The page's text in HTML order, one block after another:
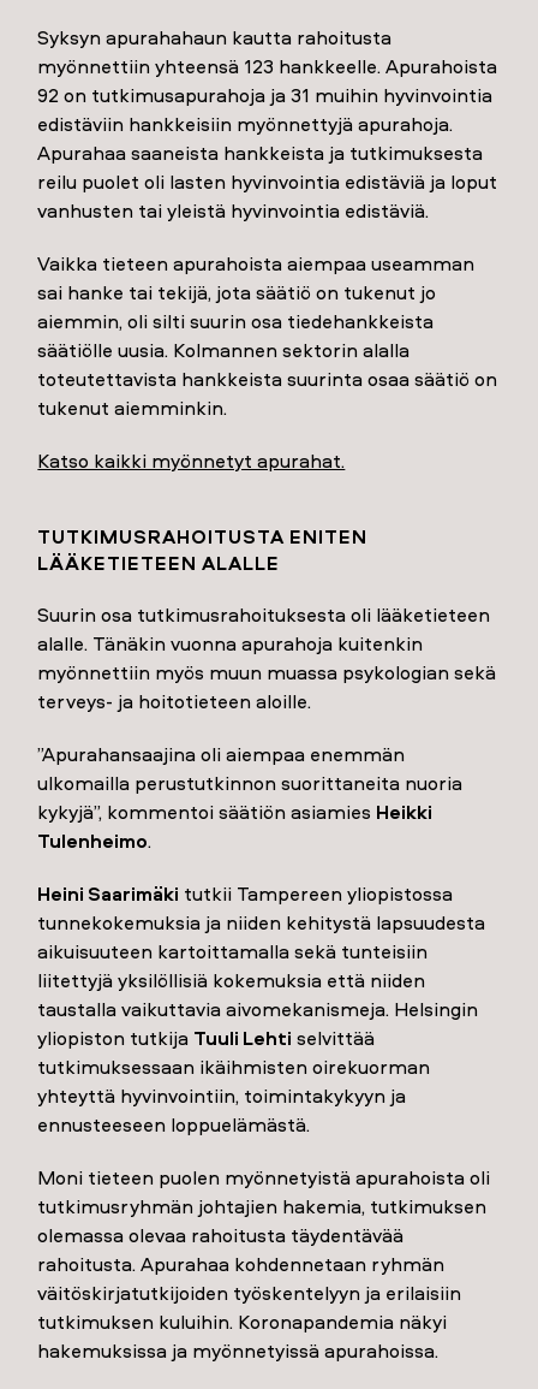
Syksyn apurahahaun kautta rahoitusta
myönnettiin yhteensä 123 hankkeelle. Apurahoista
92 on tutkimusapurahoja ja 31 muihin hyvinvointia
edistäviin hankkeisiin myönnettyjä apurahoja.
Apurahaa saaneista hankkeista ja tutkimuksesta
reilu puolet oli lasten hyvinvointia edistäviä ja loput
vanhusten tai yleistä hyvinvointia edistäviä.
Vaikka tieteen apurahoista aiempaa useamman
sai hanke tai tekijä, jota säätiö on tukenut jo
aiemmin, oli silti suurin osa tiedehankkeista
säätiölle uusia. Kolmannen sektorin alalla
toteutettavista hankkeista suurinta osaa säätiö on
tukenut aiemminkin.
Katso kaikki myönnetyt apurahat.
TUTKIMUSRAHOITUSTA ENITEN
LÄÄKETIETEEN ALALLE
Suurin osa tutkimusrahoituksesta oli lääketieteen
alalle. Tänäkin vuonna apurahoja kuitenkin
myönnettiin myös muun muassa psykologian sekä
terveys- ja hoitotieteen aloille.
”Apurahansaajina oli aiempaa enemmän
ulkomailla perustutkinnon suorittaneita nuoria
kykyjä”, kommentoi säätiön asiamies Heikki
Tulenheimo.
Heini Saarimäki tutkii Tampereen yliopistossa
tunnekokemuksia ja niiden kehitystä lapsuudesta
aikuisuuteen kartoittamalla sekä tunteisiin
liitettyjä yksilöllisiä kokemuksia että niiden
taustalla vaikuttavia aivomekanismeja. Helsingin
yliopiston tutkija Tuuli Lehti selvittää
tutkimuksessaan ikäihmisten oirekuorman
yhteyttä hyvinvointiin, toimintakykyyn ja
ennusteeseen loppuelämästä.
Moni tieteen puolen myönnetyistä apurahoista oli
tutkimusryhmän johtajien hakemia, tutkimuksen
olemassa olevaa rahoitusta täydentävää
rahoitusta. Apurahaa kohdennetaan ryhmän
väitöskirjatutkijoiden työskentelyyn ja erilaisiin
tutkimuksen kuluihin. Koronapandemia näkyi
hakemuksissa ja myönnetyissä apurahoissa.